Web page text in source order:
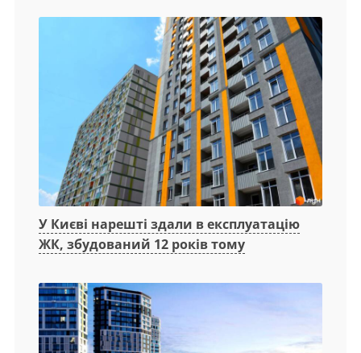
У Києві нарешті здали в експлуатацію
ЖК, збудований 12 років тому